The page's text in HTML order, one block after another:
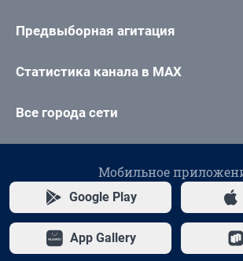
Предвыборная агитация
Статистика канала в MAX
Все города сети
Мобильное
Google Play
App Gallery